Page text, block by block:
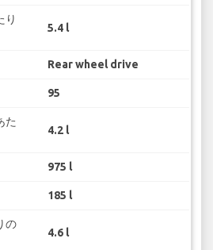
り
5.4 l
Rear wheel drive
95
た
4.2 l
975 l
185 l
の
4.6 l